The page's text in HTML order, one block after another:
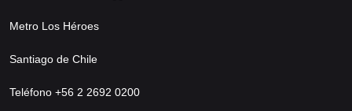
Metro Los Héroes
Santiago de Chile
Teléfono +56 2 2692 0200